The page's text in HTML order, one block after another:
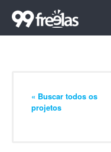
« Buscar todos os
projetos